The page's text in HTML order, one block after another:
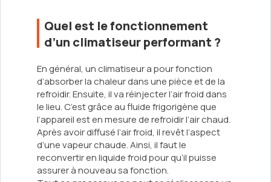
Quel est le fonctionnement
d’un climatiseur performant ?
En général, un climatiseur a pour fonction
d’absorber la chaleur dans une pièce et de la
refroidir. Ensuite, il va réinjecter l’air froid dans
le lieu. C’est grâce au fluide frigorigène que
l’appareil est en mesure de refroidir l’air chaud.
Après avoir diffusé l’air froid, il revêt l’aspect
d’une vapeur chaude. Ainsi, il faut le
reconvertir en liquide froid pour qu’il puisse
assurer à nouveau sa fonction.